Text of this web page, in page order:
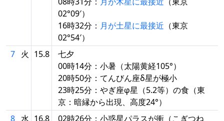
02°09′）
16時32分： 月が土星に最接近 （東京
02°54′）
7
火 15.8
七夕
00時14分：小暑（太陽黄経105°）
20時50分：てんびん座δ星が極小
23時25分：やぎ座φ星（5.2等）の食（東
京：暗縁から出現、高度24°）
8 水 16.8
02時26分：小惑星パラスが衝（こぎつね